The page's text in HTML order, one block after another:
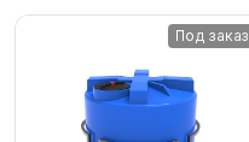
Под заказ